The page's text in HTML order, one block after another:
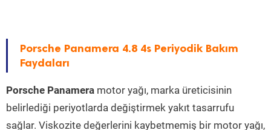
Porsche Panamera 4.8 4s Periyodik Bakım
Faydaları
Porsche Panamera motor yağı, marka üreticisinin
belirlediği periyotlarda değiştirmek yakıt tasarrufu
sağlar. Viskozite değerlerini kaybetmemiş bir motor yağı,